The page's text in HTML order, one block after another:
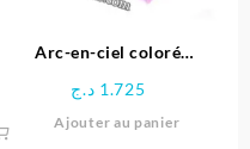
Arc-en-ciel coloré
1.725 د.ج
Ajouter au panier